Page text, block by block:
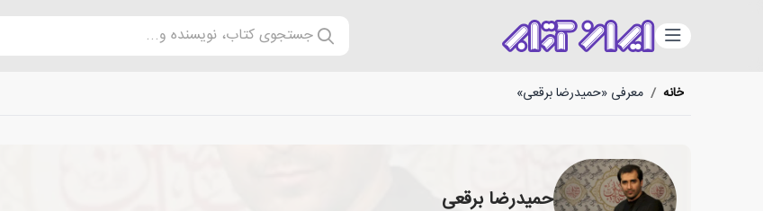
دسته‌بندی جستجوی کتاب، نویسنده و...
خانه / معرفی «حمیدرضا برقعی»
حمیدرضا برقعی